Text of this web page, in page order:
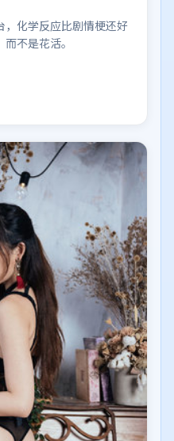
，化学反应比剧情梗还好
不是花活。